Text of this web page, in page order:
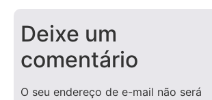
Deixe um
comentário
O seu endereço de e-mail não será